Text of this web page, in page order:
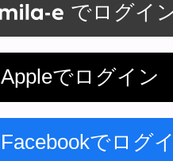
でログイ
Appleでログイン
Facebookでログ